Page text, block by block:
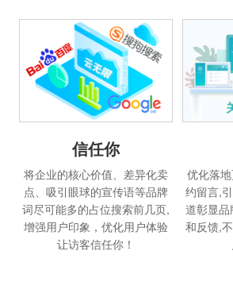
信任你
将企业的核心价值、差异化卖
点、吸引眼球的宣传语等品牌
词尽可能多的占位搜索前几页,
增强用户印象，优化用户体验
让访客信任你！
优化落
约留言,
道彰显
和反馈,